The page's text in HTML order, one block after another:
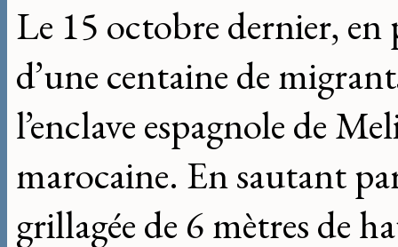
Le 15 octobre dernier,
d’une centaine de
l’enclave espagnole de
marocaine. En sautant
grillagée de 6 mètres de